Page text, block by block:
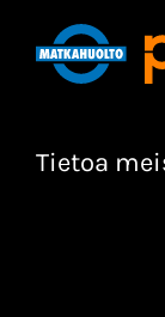
Tietoa